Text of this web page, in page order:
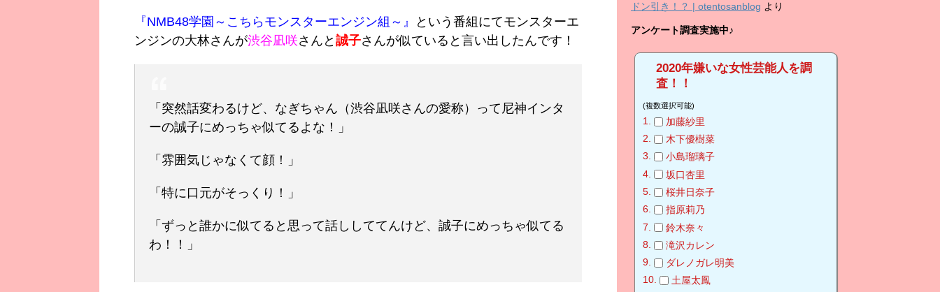
『NMB48学園～こちらモンスターエンジン組～』
という番組にてモンスターエ
ンジンの大林さんが渋谷凪咲さんと 誠子さんが似ていると言い出したんです！
「突然話変わるけど、なぎちゃん（渋谷凪咲さんの愛称）って尼神インタ
ーの誠子にめっちゃ似てるよな！」
「雰囲気じゃなくて顔！」
「特に口元がそっくり！」
「ずっと誰かに似てると思って話ししててんけど、誠子にめっちゃ似てる
わ！！」
ドン引き！？ | otentosanblog より
アンケート調査実施中♪
2020年嫌いな女性芸能人を調
査！！
(複数選択可能)
加藤紗里
木下優樹菜
小島瑠璃子
坂口杏里
桜井日奈子
指原莉乃
鈴木奈々
滝沢カレン
ダレノガレ明美
土屋太鳳